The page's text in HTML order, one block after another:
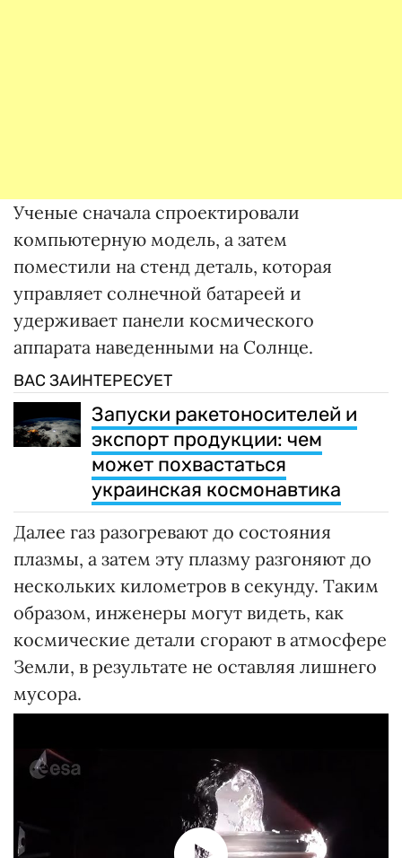
Ученые сначала спроектировали
компьютерную модель, а затем
поместили на стенд деталь, которая
управляет солнечной батареей и
удерживает панели космического
аппарата наведенными на Солнце.
ВАС ЗАИНТЕРЕСУЕТ
Запуски ракетоносителей и
экспорт продукции: чем
может похвастаться
украинская космонавтика
Далее газ разогревают до состояния
плазмы, а затем эту плазму разгоняют до
нескольких километров в секунду. Таким
образом, инженеры могут видеть, как
космические детали сгорают в атмосфере
Земли, в результате не оставляя лишнего
мусора.